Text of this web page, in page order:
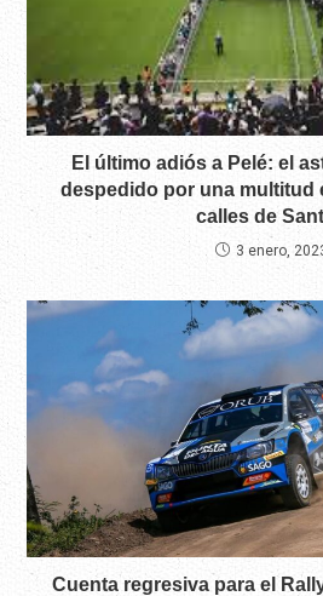
El último adiós a Pelé: el
despedido por una multitud
calles de
3 enero,
Cuenta regresiva para el